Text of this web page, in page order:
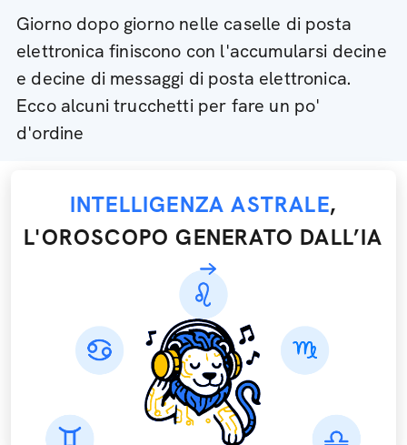
Giorno dopo giorno nelle caselle di posta
elettronica finiscono con l'accumularsi decine
e decine di messaggi di posta elettronica.
Ecco alcuni trucchetti per fare un po'
d'ordine
INTELLIGENZA ASTRALE,
L'OROSCOPO GENERATO DALL’IA